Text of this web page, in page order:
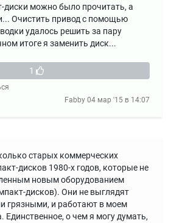
диски можно было прочитать, а
Очистить привод с помощью
удалось решить за пару
итоге я заменить диск...
1
Fabby 04 мар '15 в 14:07
старых коммерческих
дисков 1980-х годов, которые не
новым оборудованием
дисков). Они не выглядят
грязными, и работают в моем
Единственное, о чем я могу думать,